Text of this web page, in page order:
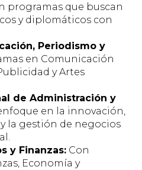
programas que buscan
y diplomáticos con
Periodismo y
en Comunicación
y Artes
de Administración y
en la innovación,
la gestión de negocios
y Finanzas: Con
Economía y